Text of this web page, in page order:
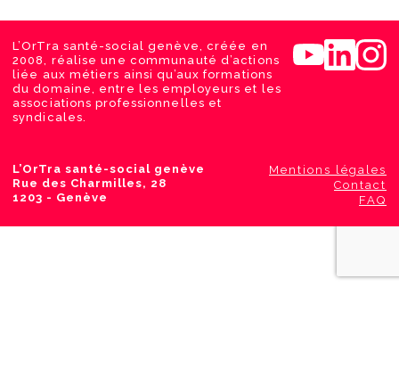
L’OrTra santé-social genève, créée en
2008, réalise une communauté d’actions
liée aux métiers ainsi qu’aux formations
du domaine, entre les employeurs et les
associations professionnelles et
syndicales.
L’OrTra santé-social genève
Rue des Charmilles, 28
1203 - Genève
Mentions légales
Contact
FAQ